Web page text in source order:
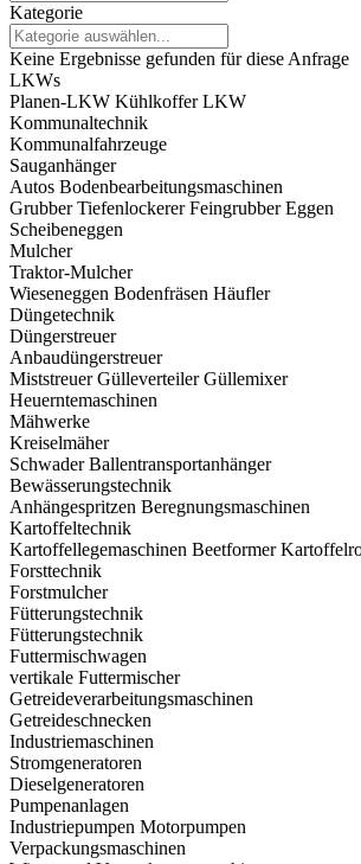
Kategorie
Keine Ergebnisse gefunden für diese Anfrage
LKWs
Planen-LKW Kühlkoffer LKW
Kommunaltechnik
Kommunalfahrzeuge
Sauganhänger
Autos Bodenbearbeitungsmaschinen
Grubber Tiefenlockerer Feingrubber Eggen
Scheibeneggen
Mulcher
Traktor-Mulcher
Wieseneggen Bodenfräsen Häufler
Düngetechnik
Düngerstreuer
Anbaudüngerstreuer
Miststreuer Gülleverteiler Güllemixer
Heuerntemaschinen
Mähwerke
Kreiselmäher
Schwader Ballentransportanhänger
Bewässerungstechnik
Anhängespritzen Beregnungsmaschinen
Kartoffeltechnik
Kartoffellegemaschinen Beetformer
Forsttechnik
Forstmulcher
Fütterungstechnik
Fütterungstechnik
Futtermischwagen
vertikale Futtermischer
Getreideverarbeitungsmaschinen
Getreideschnecken
Industriemaschinen
Stromgeneratoren
Dieselgeneratoren
Pumpenanlagen
Industriepumpen Motorpumpen
Verpackungsmaschinen